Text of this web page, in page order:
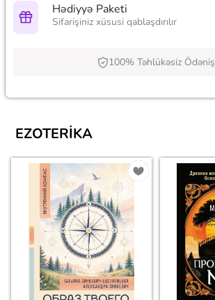
Hədiyyə Paketi
Sifarişiniz xüsusi qablaşdırılır
100% Təhlükəsiz Ödəniş
EZOTERIKA